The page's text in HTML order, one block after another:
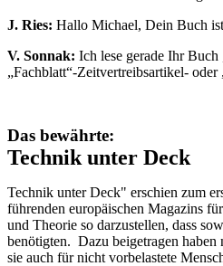
J. Ries: Hallo Michael, Dein Buch
V. Sonnak: Ich lese gerade Ihr
„Fachblatt“-Zeitvertreibsartikel-
Das bewährte:
Technik unter Deck
Technik unter Deck" erschien zum
führenden europäischen Magazins
und Theorie so darzustellen, dass
benötigten. Dazu beigetragen
sie auch für nicht vorbelastete